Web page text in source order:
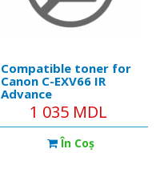
Compatible toner for
Canon C-EXV66 IR
Advance
DX4930i/DX4935i/
44,5K Integral
1 035 MDL
În Coş